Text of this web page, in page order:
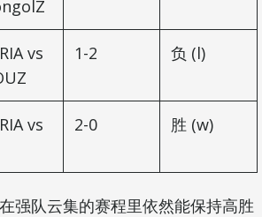
vs
1-2 负 (l)
vs
2-0 胜 (w)
强队云集的赛程里依然能保持高胜